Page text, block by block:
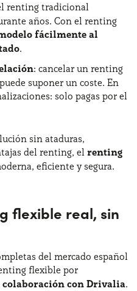
renting tradicional
años. Con el renting
fácilmente al
.
: cancelar un renting
suponer un coste. En
solo pagas por el
sin ataduras,
del renting, el renting
eficiente y segura.
flexible real, sin
del mercado español
flexible por
colaboración con Drivalia.